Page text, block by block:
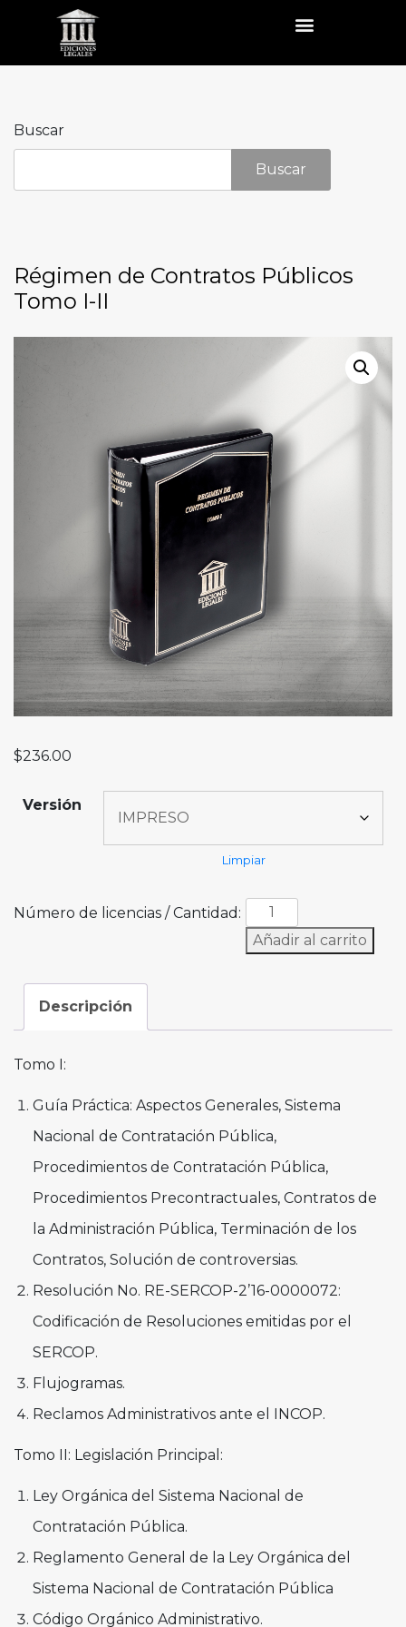
Buscar
Buscar
Régimen de Contratos Públicos
Tomo I-II
$236.00
Versión
Limpiar
Número de licencias / Cantidad:
Añadir al carrito
Descripción
Tomo I:
Guía Práctica: Aspectos Generales, Sistema
Nacional de Contratación Pública,
Procedimientos de Contratación Pública,
Procedimientos Precontractuales, Contratos de
la Administración Pública, Terminación de los
Contratos, Solución de controversias.
Resolución No. RE-SERCOP-2’16-0000072:
Codificación de Resoluciones emitidas por el
SERCOP.
Flujogramas.
Reclamos Administrativos ante el INCOP.
Tomo II: Legislación Principal:
Ley Orgánica del Sistema Nacional de
Contratación Pública.
Reglamento General de la Ley Orgánica del
Sistema Nacional de Contratación Pública
Código Orgánico Administrativo.